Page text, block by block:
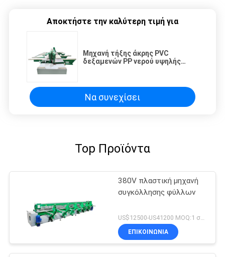
Αποκτήστε την καλύτερη τιμή για
Μηχανή τήξης άκρης PVC
δεξαμενών PP νερού υψηλής
Να συνεχίσει
Top Προϊόντα
380V πλαστική μηχανή
συγκόλλησης φύλλων
ΕΠΙΚΟΙΝΩΝΙΑ